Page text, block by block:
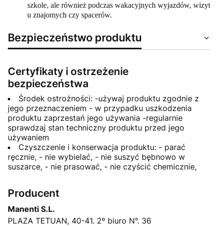
szkole, ale również podczas wakacyjnych wyjazdów, wizyt
u znajomych czy spacerów.
Bezpieczeństwo produktu
Certyfikaty i ostrzeżenie
bezpieczeństwa
Środek ostrożności: -używaj produktu zgodnie z
jego przeznaczeniem - w przypadku uszkodzenia
produktu zaprzestań jego używania -regularnie
sprawdzaj stan techniczny produktu przed jego
używaniem
Czyszczenie i konserwacja produktu: - parać
ręcznie, - nie wybielać, - nie suszyć bębnowo w
suszarce, - nie prasować, - nie czyścić chemicznie,
Producent
Manenti S.L.
PLAZA TETUAN, 40-41. 2º biuro N°. 36